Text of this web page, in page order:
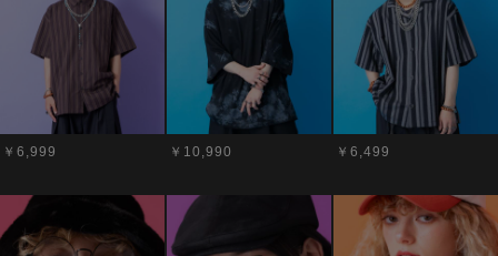
￥6,999 ￥10,990 ￥6,499